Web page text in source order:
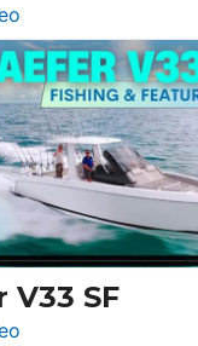
Luxury
Yacht
Tour:
Sunseeker
Ocean
156,
Beneteau
Swift
Trawler
54
V33 SF